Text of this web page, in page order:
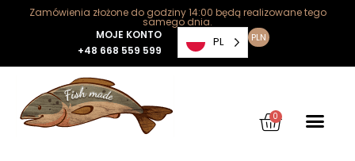
Zamówienia złożone do godziny 14:00 będą realizowane tego
samego dnia.
MOJE KONTO
+48 668 559 599
PL PLN
0